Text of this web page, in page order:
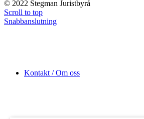
Kontakt / Om oss
© 2022 Stegman Juristbyrå
Scroll to top
Snabbanslutning